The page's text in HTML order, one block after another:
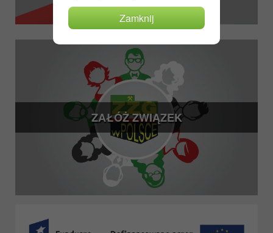
ZAŁÓŻ ZWIĄZEK
Zamknij